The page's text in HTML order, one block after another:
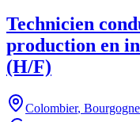
Technicien
production en
(H/F)
Colombier,